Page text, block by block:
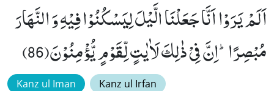
اَلَمْ یَرَوْا اَنَّا جَعَلْنَا الَّیْلَ لِیَسْكُنُوْا فِیْهِ وَ النَّهَارَ
مُبْصِرًاؕ-اِنَّ فِیْ ذٰلِكَ لَاٰیٰتٍ لِّقَوْمٍ یُّؤْمِنُوْنَ(86)
Kanz ul Iman Kanz ul Irfan